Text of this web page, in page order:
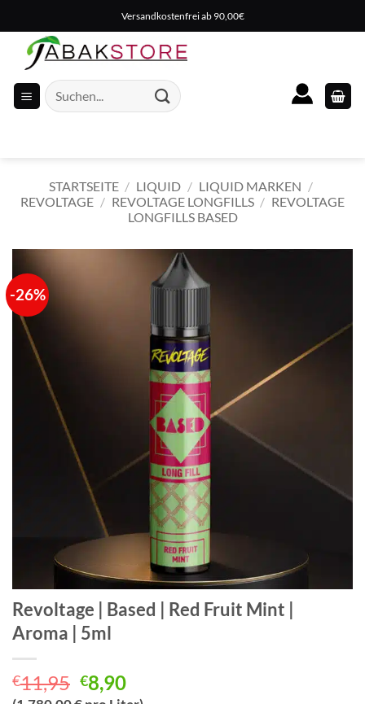
Inhalt
springen
Versandkostenfrei ab 90,00€
Suche
nach:
STARTSEITE / LIQUID / LIQUID MARKEN /
REVOLTAGE / REVOLTAGE LONGFILLS / REVOLTAGE
LONGFILLS BASED
-26%
Revoltage | Based | Red Fruit Mint |
Aroma | 5ml
€11,95 Ursprünglicher
€8,90Aktueller